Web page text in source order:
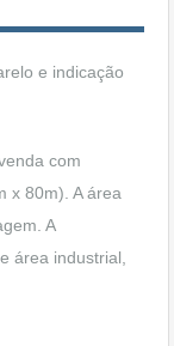
com
x 80m). A área
A
área industrial,